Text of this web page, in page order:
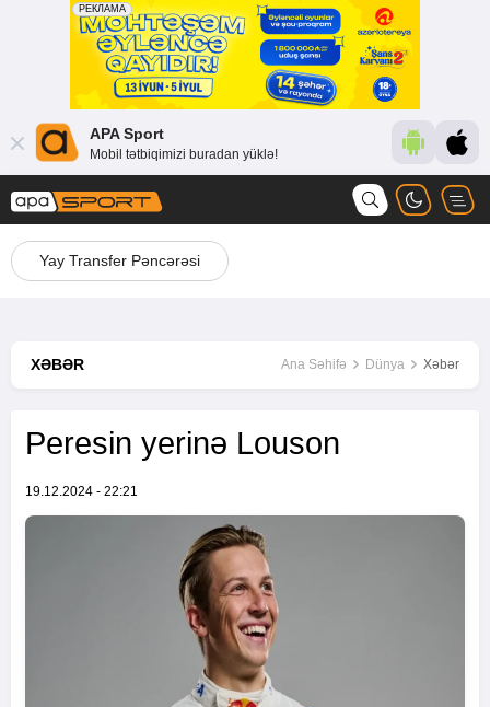
APA Sport
Mobil tətbiqimizi buradan yüklə!
Yay Transfer Pəncərəsi
XƏBƏR Ana Səhifə Dünya Xəbər
Peresin yerinə Louson
19.12.2024 - 22:21